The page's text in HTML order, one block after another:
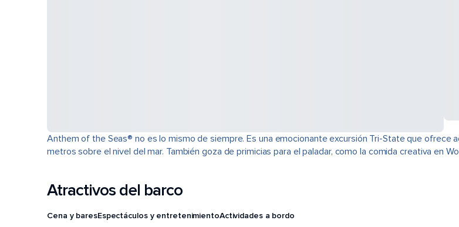
Anthem of the Seas® no es lo mismo de siempre. Es una emocionante excursión Tri-State que
metros sobre el nivel del mar. También goza de primicias para el paladar, como la comida creativa en
Atractivos del barco
Cena y baresEspectáculos y entretenimientoActividades a bordo